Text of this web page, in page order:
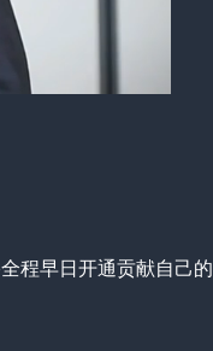
程早日开通贡献自己的